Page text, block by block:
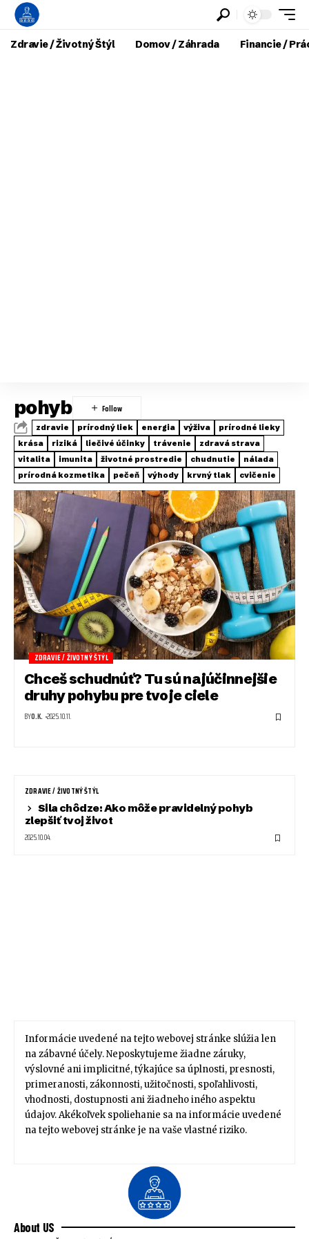
Zdravie / Životný Štýl Domov / Záhrada Financie /
pohyb
zdravie prírodný liek energia výživa
prírodné lieky
krása
riziká liečivé účinky trávenie
zdravá strava
vitalita
imunita životné prostredie chudnutie
nálada
prírodná kozmetika
pečeň výhody krvný tlak cvičenie
ZDRAVIE / ŽIVOTNÝ ŠTÝL
Chceš schudnúť? Tu sú najúčinnejšie
druhy pohybu pre tvoje ciele
BYO.K. 2025.10.11.
ZDRAVIE / ŽIVOTNÝ ŠTÝL
Sila chôdze: Ako môže pravidelný pohyb
zlepšiť tvoj život
2025.10.04.
Informácie uvedené na tejto webovej stránke slúžia len
na zábavné účely. Neposkytujeme žiadne záruky,
výslovné ani implicitné, týkajúce sa úplnosti, presnosti,
primeranosti, zákonnosti, užitočnosti, spoľahlivosti,
vhodnosti, dostupnosti ani žiadneho iného aspektu
údajov. Akékoľvek spoliehanie sa na informácie uvedené
na tejto webovej stránke je na vaše vlastné riziko.
About US